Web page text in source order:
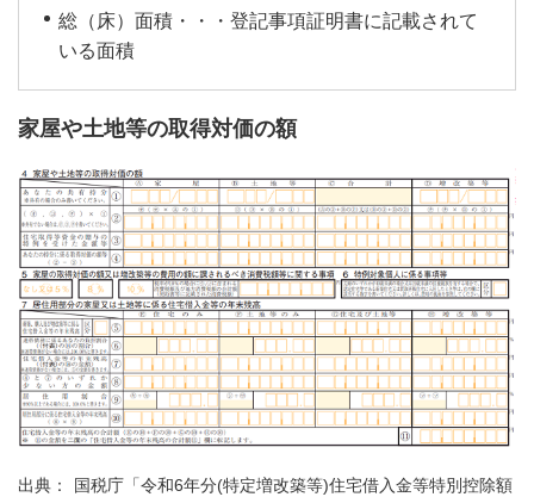
総（床）面積・・・登記事項証明書に記載されて
いる面積
家屋や土地等の取得対価の額
国税庁「令和6年分(特定増改築等)住宅借入金等特別控除額